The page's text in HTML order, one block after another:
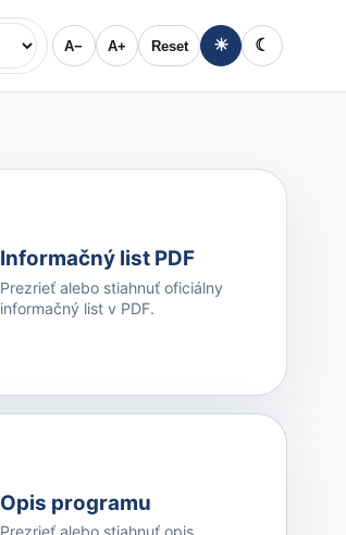
A− A+ Reset ☀ ☾
Informačný list PDF
Prezrieť alebo stiahnuť oficiálny
informačný list v PDF.
Opis programu